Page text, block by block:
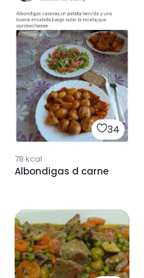
34
78 kcal
Albondigas d carne